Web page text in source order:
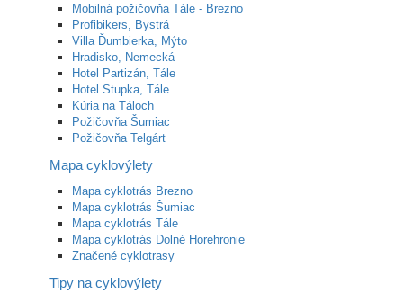
Mobilná požičovňa Tále - Brezno
Profibikers, Bystrá
Villa Ďumbierka, Mýto
Hradisko, Nemecká
Hotel Partizán, Tále
Hotel Stupka, Tále
Kúria na Táloch
Požičovňa Šumiac
Požičovňa Telgárt
Mapa cyklovýlety
Mapa cyklotrás Brezno
Mapa cyklotrás Šumiac
Mapa cyklotrás Tále
Mapa cyklotrás Dolné Horehronie
Značené cyklotrasy
Tipy na cyklovýlety